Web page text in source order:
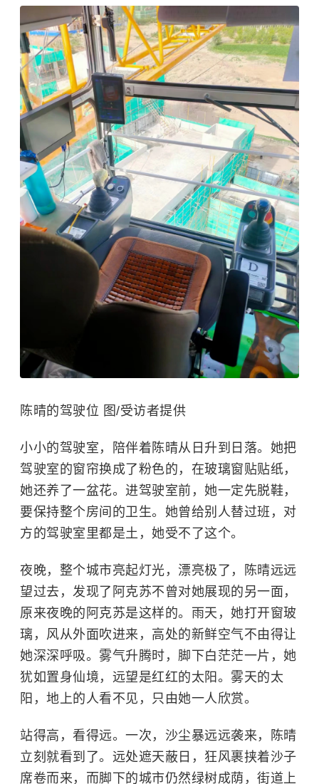
陈晴的驾驶位 图/受访者提供
小小的驾驶室，陪伴着陈晴从日升到日落。她把
驾驶室的窗帘换成了粉色的，在玻璃窗贴贴纸，
她还养了一盆花。进驾驶室前，她一定先脱鞋，
要保持整个房间的卫生。她曾给别人替过班，对
方的驾驶室里都是土，她受不了这个。
夜晚，整个城市亮起灯光，漂亮极了，陈晴远远
望过去，发现了阿克苏不曾对她展现的另一面，
原来夜晚的阿克苏是这样的。雨天，她打开窗玻
璃，风从外面吹进来，高处的新鲜空气不由得让
她深深呼吸。雾气升腾时，脚下白茫茫一片，她
犹如置身仙境，远望是红红的太阳。雾天的太
阳，地上的人看不见，只由她一人欣赏。
站得高，看得远。一次，沙尘暴远远袭来，陈晴
立刻就看到了。远处遮天蔽日，狂风裹挟着沙子
席卷而来，而脚下的城市仍然绿树成荫，街道上